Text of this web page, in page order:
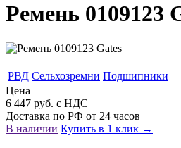
Ремень 0109123
РВД Сельхозремни Подшипники
Цена
6 447 руб. с НДС
Доставка по РФ от 24 часов
В наличии Купить в 1 клик →